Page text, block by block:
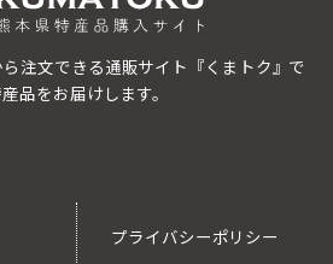
注文できる通販サイト『くまトク』で
品をお届けします。
プライバシーポリシー